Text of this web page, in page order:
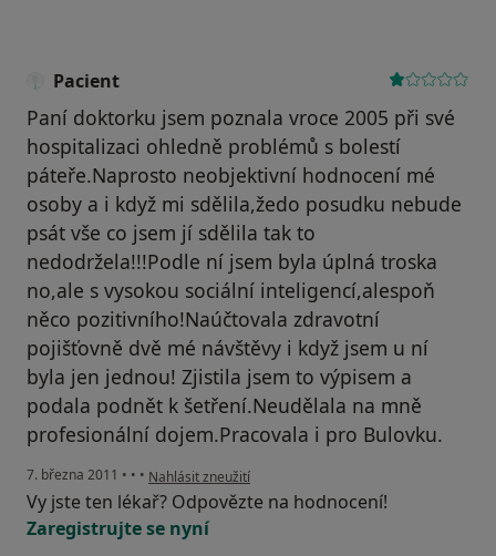
Pacient
Paní doktorku jsem poznala vroce 2005 při své
hospitalizaci ohledně problémů s bolestí
páteře.Naprosto neobjektivní hodnocení mé
osoby a i když mi sdělila,žedo posudku nebude
psát vše co jsem jí sdělila tak to
nedodržela!!!Podle ní jsem byla úplná troska
no,ale s vysokou sociální inteligencí,alespoň
něco pozitivního!Naúčtovala zdravotní
pojišťovně dvě mé návštěvy i když jsem u ní
byla jen jednou! Zjistila jsem to výpisem a
podala podnět k šetření.Neudělala na mně
profesionální dojem.Pracovala i pro Bulovku.
7. března 2011 • • • podle názoru uživatele Pacient
Nahlásit zneužití
Vy jste ten lékař? Odpovězte na hodnocení!
Zaregistrujte se nyní